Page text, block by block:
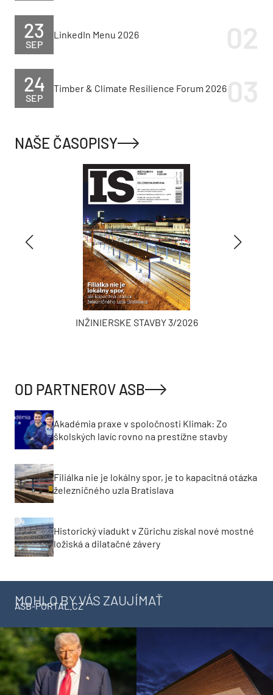
SEP
23 LinkedIn Menu 2026
SEP
24 Timber & Climate Resilience Forum 2026
NAŠE ČASOPISY
INŽINIERSKE STAVBY 3/2026
OD PARTNEROV ASB
Akadémia praxe v spoločnosti Klimak: Zo
školských lavíc rovno na prestížne stavby
Filiálka nie je lokálny spor, je to kapacitná otázka
železničného uzla Bratislava
Historický viadukt v Zürichu získal nové mostné
ložiská a dilatačné závery
MOHLO BY VÁS ZAUJÍMAŤ
ASB-PORTAL.CZ